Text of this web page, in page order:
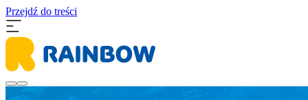
Przejdź do treści